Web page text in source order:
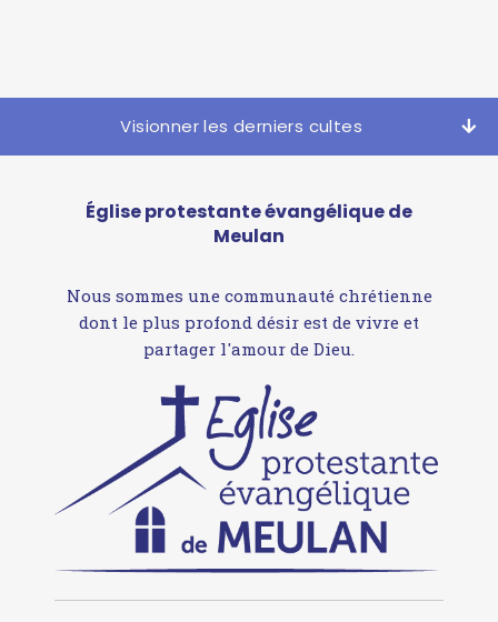
Visionner les derniers cultes
Église protestante évangélique de
Meulan
Nous sommes une communauté chrétienne
dont le plus profond désir est de vivre et
partager l'amour de Dieu.